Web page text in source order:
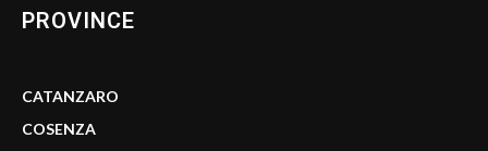
PROVINCE
CATANZARO
COSENZA